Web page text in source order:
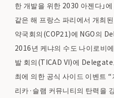
한 개발을 위한 2030 아젠다」
같은 해 프랑스 파리에서 개최
약국회의(COP21)에 NGO의
2016년 케냐의 수도 나이로비
발 회의(TICAD VI)에
최에 의한 공식 사이드 이벤트
리카·슬램 커뮤니티의 탄력을